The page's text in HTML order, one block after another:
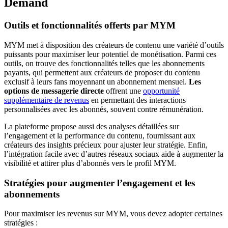
Demand
Outils et fonctionnalités offerts par MYM
MYM met à disposition des créateurs de contenu une variété d’outils
puissants pour maximiser leur potentiel de monétisation. Parmi ces
outils, on trouve des fonctionnalités telles que les abonnements
payants, qui permettent aux créateurs de proposer du contenu
exclusif à leurs fans moyennant un abonnement mensuel. Les
options de messagerie directe offrent une opportunité
supplémentaire de revenus en permettant des interactions
personnalisées avec les abonnés, souvent contre rémunération.
La plateforme propose aussi des analyses détaillées sur
l’engagement et la performance du contenu, fournissant aux
créateurs des insights précieux pour ajuster leur stratégie. Enfin,
l’intégration facile avec d’autres réseaux sociaux aide à augmenter la
visibilité et attirer plus d’abonnés vers le profil MYM.
Stratégies pour augmenter l’engagement et les
abonnements
Pour maximiser les revenus sur MYM, vous devez adopter certaines
stratégies :